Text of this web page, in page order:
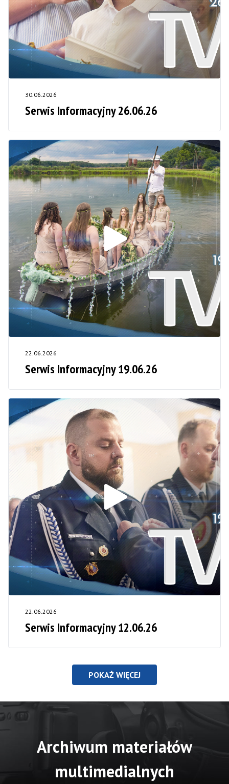
30.06.2026
Serwis Informacyjny 26.06.26
22.06.2026
Serwis Informacyjny 19.06.26
22.06.2026
Serwis Informacyjny 12.06.26
POKAŻ WIĘCEJ
Archiwum materiałów
multimedialnych